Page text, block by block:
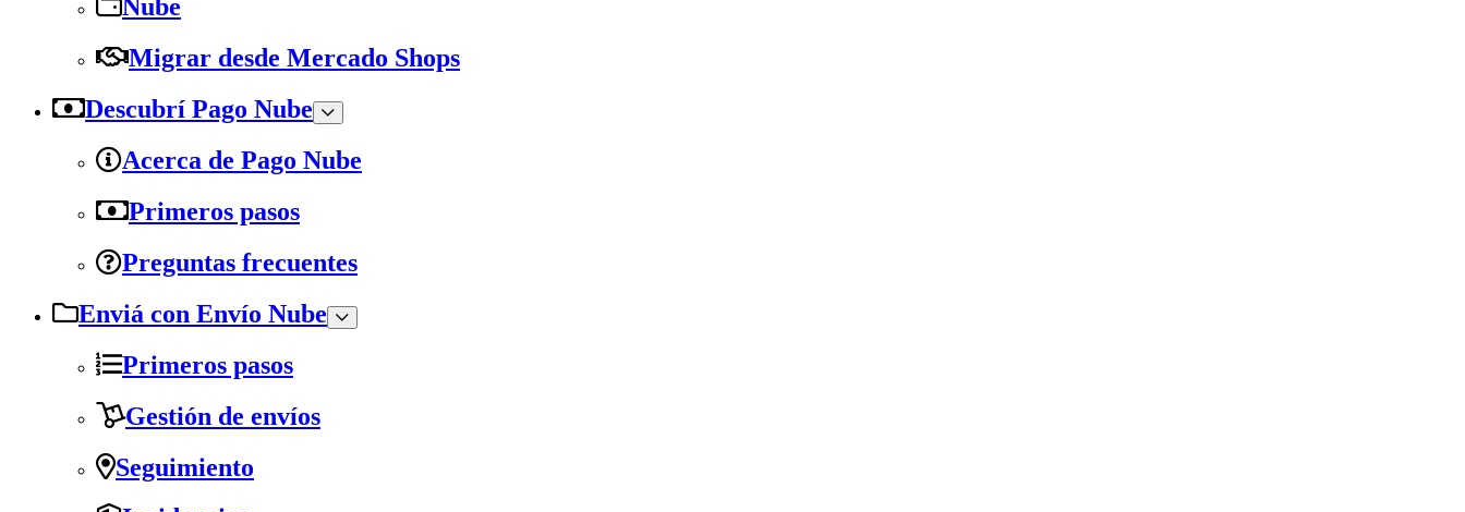
Nube
Migrar desde Mercado Shops
Descubrí Pago Nube
Acerca de Pago Nube
Primeros pasos
Preguntas frecuentes
Enviá con Envío Nube
Primeros pasos
Gestión de envíos
Seguimiento